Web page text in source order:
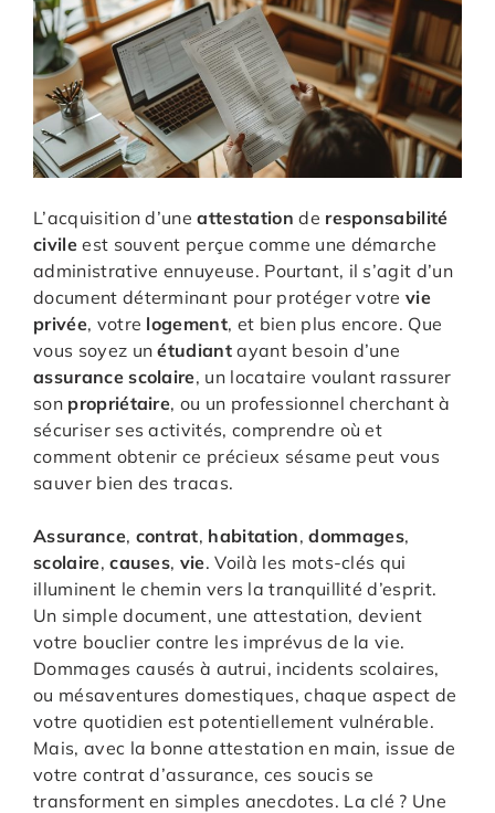
L’acquisition d’uneattestation de responsabilité
civileest souvent perçue comme une démarche
administrative ennuyeuse. Pourtant, il s’agit d’un
document déterminant pour protéger votrevie
privée, votre logement, et bien plus encore. Que
vous soyez unétudiant ayant besoin d’une
assurance scolaire, un locataire voulant rassurer
son propriétaire, ou un professionnel cherchant à
sécuriser ses activités, comprendre où et
comment obtenir ce précieux sésame peut vous
sauver bien des tracas.
Assurance, contrat, habitation,dommages,
scolaire,causes, vie. Voilà les mots-clés qui
illuminent le chemin vers la tranquillité d’esprit.
Un simple document, une attestation, devient
votre bouclier contre les imprévus de la vie.
Dommages causés à autrui, incidents scolaires,
ou mésaventures domestiques, chaque aspect de
votre quotidien est potentiellement vulnérable.
Mais, avec la bonne attestation en main, issue de
votre contrat d’assurance, ces soucis se
transforment en simples anecdotes. La clé ? Une